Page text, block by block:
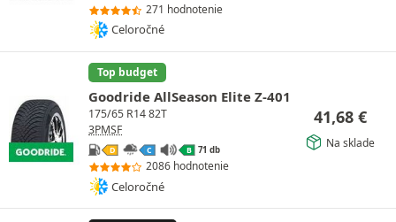
271 hodnotenie
Celoročné
Top budget
Goodride AllSeason Elite Z-401
175/65 R14 82T
3PMSF
D C B 71 db
2086 hodnotenie
Celoročné
41,68 €
Na sklade